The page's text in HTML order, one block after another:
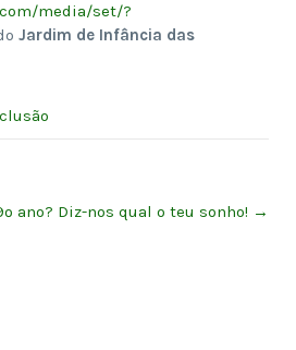
media/set/?
Jardim de Infância das
ano? Diz-nos qual o teu sonho! →